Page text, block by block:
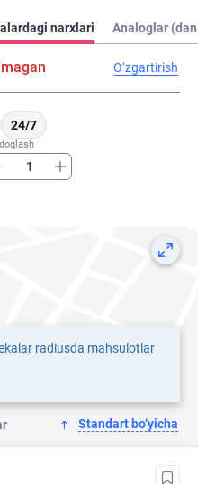
narxlari Analoglar
O‘zgartirish
24/7
radiusda mahsulotlar
Standart bo‘yicha